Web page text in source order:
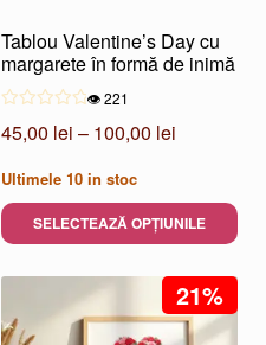
în
pagina
produsului.
Tablou Valentine’s Day cu
margarete în formă de inimă
👁️ 221
45,00 lei – 100,00 lei
45,00 lei
până
la
100,00 lei
Ultimele 10 in stoc
SELECTEAZĂ OPȚIUNILE
are
21%